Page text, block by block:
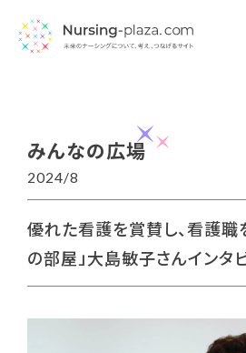
みんなの広場
2024/8
優れた看護を賞賛し、看護職
の部屋」大島敏子さんインタ